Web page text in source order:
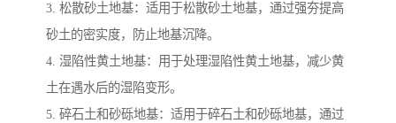
3. 松散砂土地基：适用于松散砂土地基，通过强夯提高
砂土的密实度，防止地基沉降。
4. 湿陷性黄土地基：用于处理湿陷性黄土地基，减少黄
土在遇水后的湿陷变形。
5. 碎石土和砂砾地基：适用于碎石土和砂砾地基，通过